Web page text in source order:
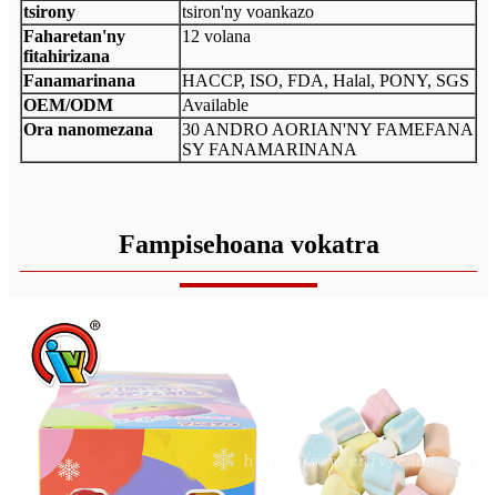
tsirony
tsiron'ny voankazo
Faharetan'ny
fitahirizana
12 volana
Fanamarinana
HACCP, ISO, FDA, Halal, PONY, SGS
OEM/ODM
Available
Ora nanomezana
30 ANDRO AORIAN'NY FAMEFANA
SY FANAMARINANA
Fampisehoana vokatra